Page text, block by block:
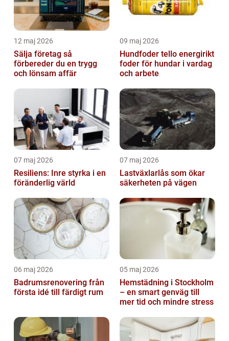
12 maj 2026
Sälja företag så
förbereder du en trygg
och lönsam affär
09 maj 2026
Hundfoder tello energirikt
foder för hundar i vardag
och arbete
07 maj 2026
Resiliens: Inre styrka i en
föränderlig värld
07 maj 2026
Lastväxlarlås som ökar
säkerheten på vägen
06 maj 2026
Badrumsrenovering från
första idé till färdigt rum
05 maj 2026
Hemstädning i Stockholm
– en smart genväg till
mer tid och mindre stress